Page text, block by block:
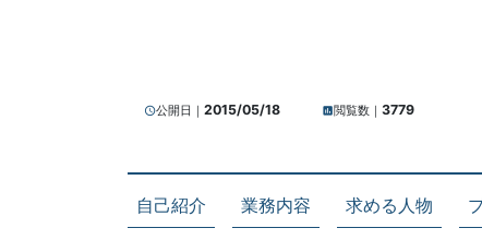
query_builder公開日｜ 2015/05/18 insert_chart閲覧数｜ 3779
自己紹介 業務内容 求める人物